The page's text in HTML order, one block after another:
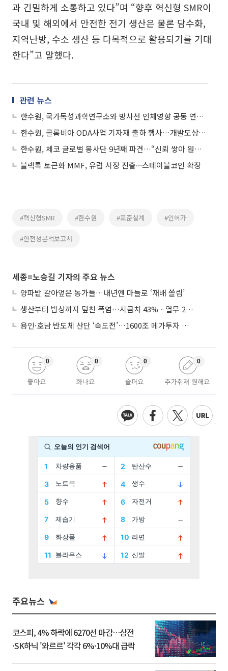
과 긴밀하게 소통하고 있다”며 “향후 혁신형 SMR이
국내 및 해외에서 안전한 전기 생산은 물론 담수화,
지역난방, 수소 생산 등 다목적으로 활용되기를 기대
한다”고 말했다.
관련 뉴스
한수원, 국가독성과학연구소와 방사선 인체영향 공동 연구 협약
한수원, 콜롬비아 ODA사업 기자재 출하 행사…개발도상국 전력공급 지원 박차
한수원, 체코 글로벌 봉사단 9년째 파견…“신뢰 쌓아 원전 수주로 이어져”
블랙록 토큰화 MMF, 유럽 시장 진출∙∙∙스테이블코인 확장
#혁신형SMR #한수원 #표준설계 #인허가
#안전성분석보고서
세종=노승길 기자의 주요 뉴스
양파밭 갈아엎은 농가들…내년엔 마늘로 ‘재배 쏠림’
생산부터 밥상까지 덮친 폭염…시금치 43%ㆍ열무 28% 급등
용인·호남 반도체 산단 ‘속도전’…1600조 메가투자 이행 총력
좋아요
0
화나요
0
슬퍼요
0
추가취재 원해요
0
주요뉴스
코스피, 4% 하락에 6270선 마감…삼전
·SK하닉 '와르르' 각각 6%·10%대 급락